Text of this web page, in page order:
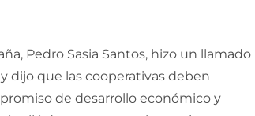
Pedro Sasia Santos, hizo un llamado
dijo que las cooperativas deben
de desarrollo económico y